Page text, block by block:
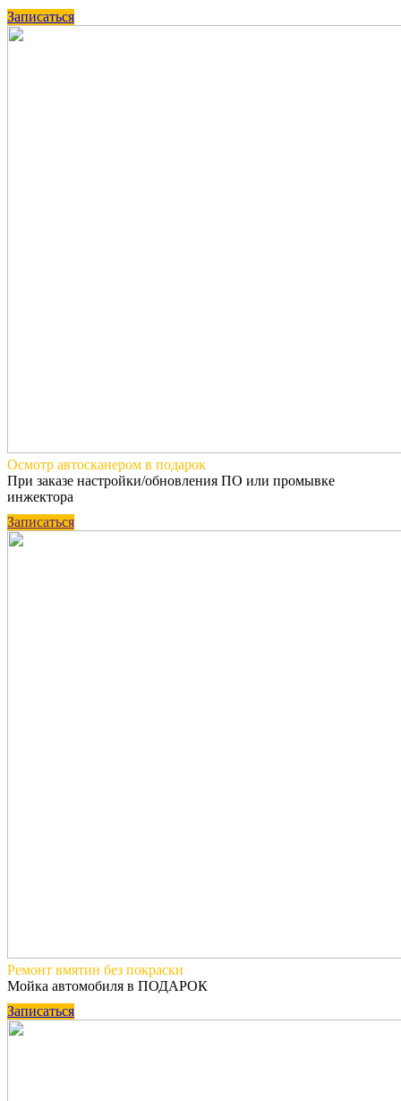
Записаться
Осмотр автосканером в подарок
При заказе настройки/обновления ПО или промывке
инжектора
Записаться
Ремонт вмятин без покраски
Мойка автомобиля в ПОДАРОК
Записаться